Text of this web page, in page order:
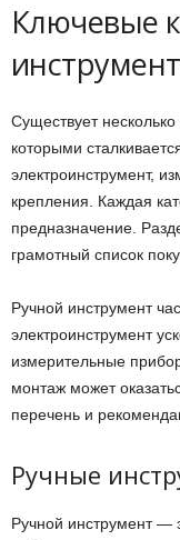
Ключевые
Существует
которыми
электроинструмент,
крепления. Каждая
предназначение.
грамотный список
Ручной инструмент
электроинструмент
измерительные
монтаж может
перечень и
Ручные
Ручной инструмент —